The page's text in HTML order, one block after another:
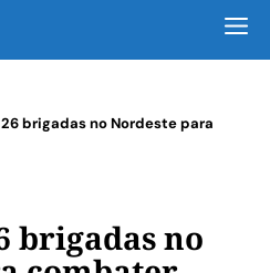
brigadas no Nordeste para
brigadas no